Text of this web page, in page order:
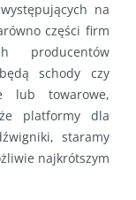
na
części firm
producentów
schody czy
lub towarowe,
platformy dla
staramy
najkrótszym